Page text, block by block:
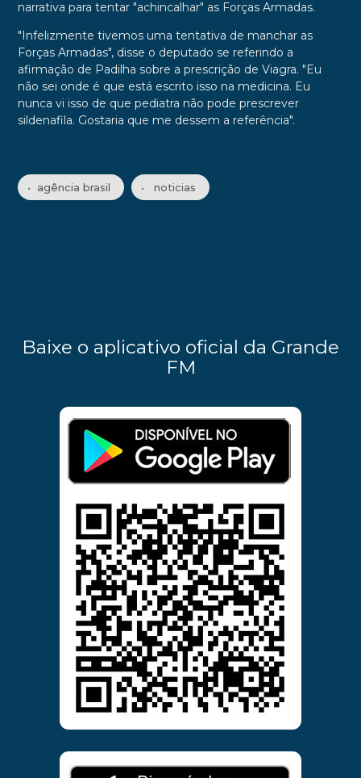
narrativa para tentar "achincalhar" as Forças Armadas.
"Infelizmente tivemos uma tentativa de manchar as
Forças Armadas", disse o deputado se referindo a
afirmação de Padilha sobre a prescrição de Viagra. "Eu
não sei onde é que está escrito isso na medicina. Eu
nunca vi isso de que pediatra não pode prescrever
sildenafila. Gostaria que me dessem a referência".
• agência brasil • noticias
Baixe o aplicativo oficial da Grande
FM